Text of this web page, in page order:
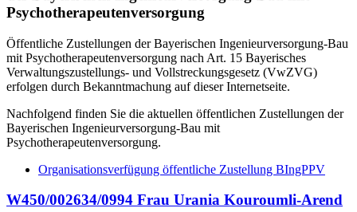
Psychotherapeutenversorgung
Öffentliche Zustellungen der Bayerischen Ingenieurversorgung-Bau
mit Psychotherapeutenversorgung nach Art. 15 Bayerisches
Verwaltungszustellungs- und Vollstreckungsgesetz (VwZVG)
erfolgen durch Bekanntmachung auf dieser Internetseite.
Nachfolgend finden Sie die aktuellen öffentlichen Zustellungen der
Bayerischen Ingenieurversorgung-Bau mit
Psychotherapeutenversorgung.
Organisationsverfügung öffentliche Zustellung BIngPPV
W450/002634/0994 Frau Urania Kouroumli-Arend